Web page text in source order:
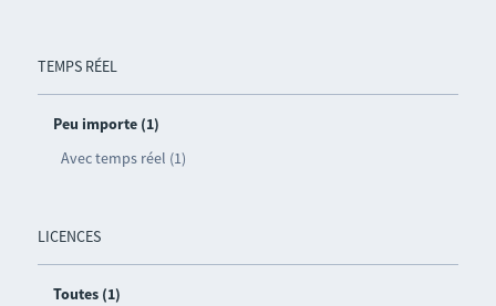
TEMPS RÉEL
Peu importe (1)
Avec temps réel (1)
LICENCES
Toutes (1)